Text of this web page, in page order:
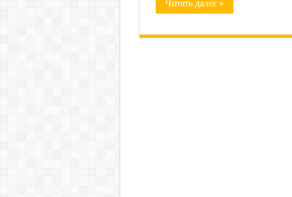
Читать далее »